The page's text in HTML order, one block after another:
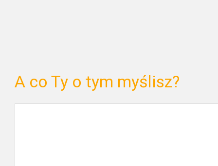
A co Ty o tym myślisz?